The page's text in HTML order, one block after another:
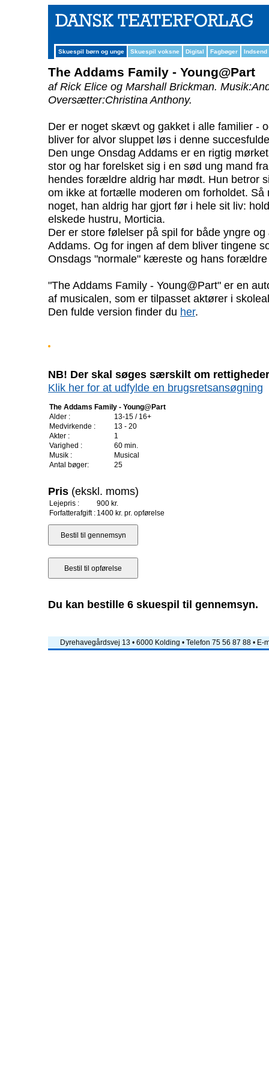
Skuespil børn og unge Skuespil voksne Digital Fagbøger Indsend
The Addams Family - Young@Part
af Rick Elice og Marshall Brickman.
Oversætter:Christina Anthony.
Der er noget skævt og gakket i alle familier -
bliver for alvor sluppet løs i denne
Den unge Onsdag Addams er en rigtig
stor og har forelsket sig i en sød ung mand
hendes forældre aldrig har mødt. Hun betror
om ikke at fortælle moderen om forholdet. Så
noget, han aldrig har gjort før i hele sit liv:
elskede hustru, Morticia.
Der er store følelser på spil for både yngre
Addams. Og for ingen af dem bliver tingene
Onsdags "normale" kæreste og hans
"The Addams Family - Young@Part" er en
af musicalen, som er tilpasset aktører i
Den fulde version finder du her.
NB! Der skal søges særskilt om
Klik her for at udfylde en brugsretsansøgning
The Addams Family - Young@Part
Alder :
13-15 / 16+
Medvirkende :
13 - 20
Akter :
1
Varighed :
60 min.
Musik :
Musical
Antal bøger:
25
Pris (ekskl. moms)
Lejepris :
900 kr.
Forfatterafgift : 1400 kr. pr. opførelse
Du kan bestille 6 skuespil til gennemsyn.
Dyrehavegårdsvej 13 • 6000 Kolding • Telefon 75 56 87 88 • E-